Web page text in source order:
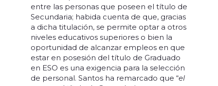
entre las personas que poseen el título de
Secundaria; habida cuenta de que, gracias
a dicha titulación, se permite optar a otros
niveles educativos superiores o bien la
oportunidad de alcanzar empleos en que
estar en posesión del título de Graduado
en ESO es una exigencia para la selección
de personal. Santos ha remarcado que “el